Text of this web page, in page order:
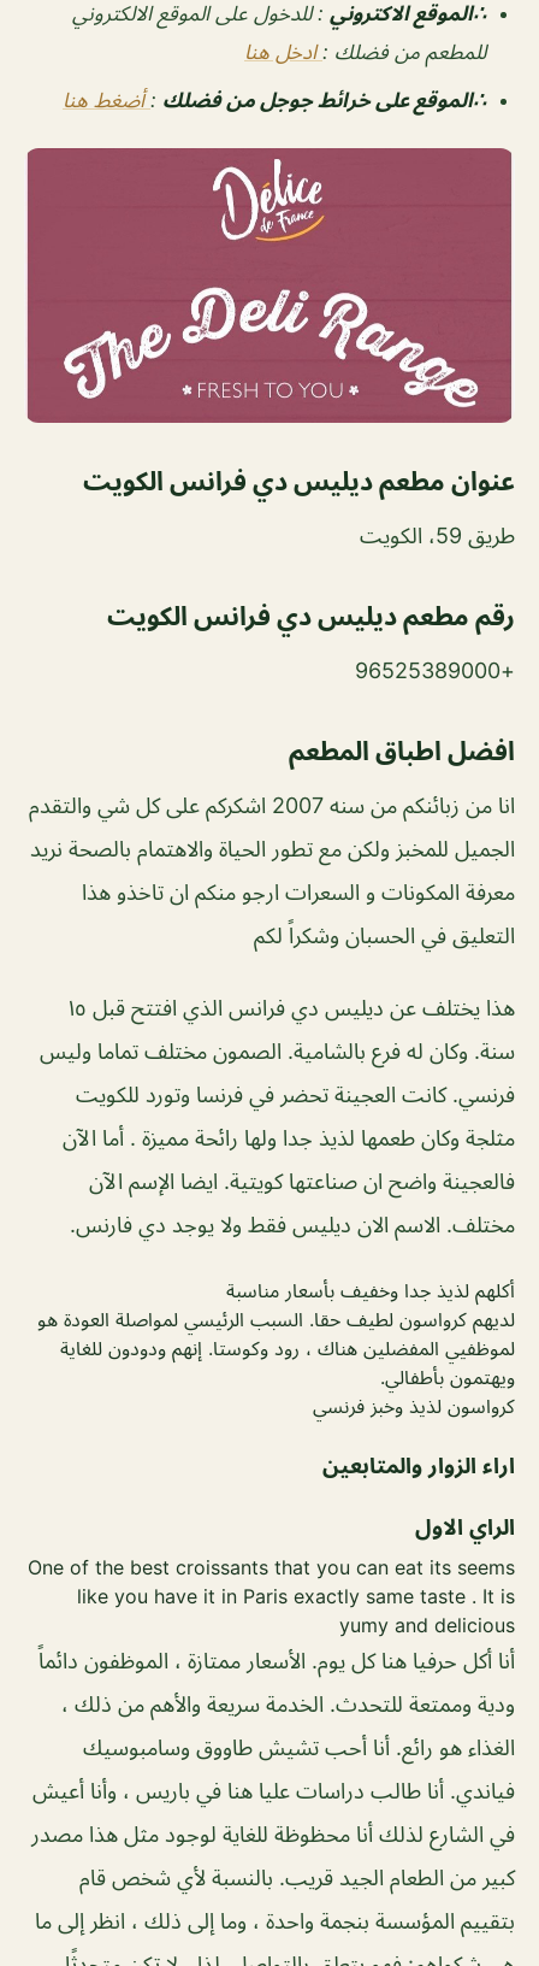
∴الموقع الاكتروني : للدخول على الموقع الالكتروني
للمطعم من فضلك :ادخل هنا
∴الموقع على خرائط جوجل من فضلك :أضغط هنا
عنوان مطعم ديليس دي فرانس الكويت
طريق 59، الكويت
رقم مطعم ديليس دي فرانس الكويت
+96525389000
افضل اطباق المطعم
انا من زبائنكم من سنه 2007 اشكركم على كل شي والتقدم
الجميل للمخبز ولكن مع تطور الحياة والاهتمام بالصحة نريد
معرفة المكونات و السعرات ارجو منكم ان تاخذو هذا
التعليق في الحسبان وشكراً لكم
هذا يختلف عن ديليس دي فرانس الذي افتتح قبل ١٥
سنة. وكان له فرع بالشامية. الصمون مختلف تماما وليس
فرنسي. كانت العجينة تحضر في فرنسا وتورد للكويت
مثلجة وكان طعمها لذيذ جدا ولها رائحة مميزة . أما الآن
فالعجينة واضح ان صناعتها كويتية. ايضا الإسم الآن
مختلف. الاسم الان ديليس فقط ولا يوجد دي فارنس.
أكلهم لذيذ جدا وخفيف بأسعار مناسبة
لديهم كرواسون لطيف حقا. السبب الرئيسي لمواصلة العودة هو
لموظفيي المفضلين هناك ، رود وكوستا. إنهم ودودون للغاية
ويهتمون بأطفالي.
كرواسون لذيذ وخبز فرنسي
اراء الزوار والمتابعين
الراي الاول
One of the best croissants that you can eat its seems
like you have it in Paris exactly same taste . It is
yumy and delicious
أنا أكل حرفيا هنا كل يوم. الأسعار ممتازة ، الموظفون دائماً
ودية وممتعة للتحدث. الخدمة سريعة والأهم من ذلك ،
الغذاء هو رائع. أنا أحب تشيش طاووق وسامبوسيك
فياندي. أنا طالب دراسات عليا هنا في باريس ، وأنا أعيش
في الشارع لذلك أنا محظوظة للغاية لوجود مثل هذا مصدر
كبير من الطعام الجيد قريب. بالنسبة لأي شخص قام
بتقييم المؤسسة بنجمة واحدة ، وما إلى ذلك ، انظر إلى ما